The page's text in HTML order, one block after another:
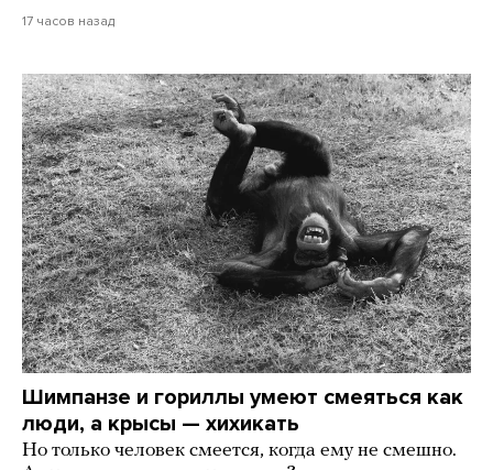
17 часов назад
Шимпанзе и гориллы умеют смеяться как
люди, а крысы — хихикать
Но только человек смеется, когда ему не смешно.